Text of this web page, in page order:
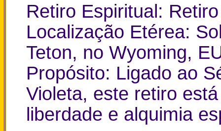
Retiro Espiritual:
Localização Etérea:
Teton, no Wyoming,
Propósito: Ligado ao
Violeta, este retiro
liberdade e alquimia